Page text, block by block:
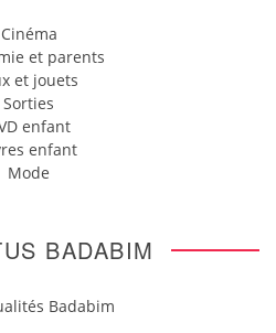
Cinéma
et parents
et jouets
Sorties
enfant
enfant
Mode
BADABIM
Badabim